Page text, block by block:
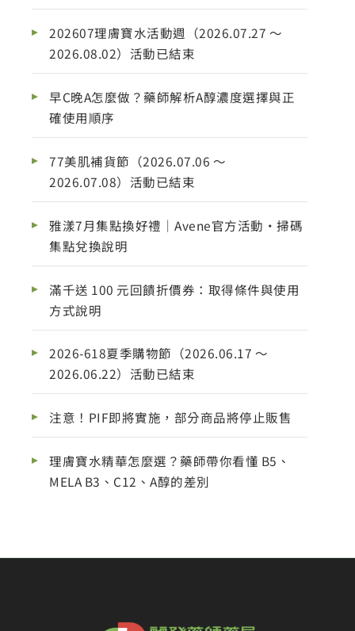
202607理膚寶水活動週（2026.07.27 ～
2026.08.02）活動已結束
早C晚A怎麼做？藥師解析A醇濃度選擇與正
確使用順序
77美肌補貨節（2026.07.06 ～
2026.07.08）活動已結束
雅漾7月集點換好禮｜Avene官方活動・掃碼
集點兌換說明
滿千送 100 元回饋折價券：取得條件與使用
方式說明
2026-618夏季購物節（2026.06.17 ～
2026.06.22）活動已結束
注意！PIF即將實施，部分商品將停止販售
理膚寶水精華怎麼選？藥師帶你看懂 B5、
MELA B3、C12、A醇的差別